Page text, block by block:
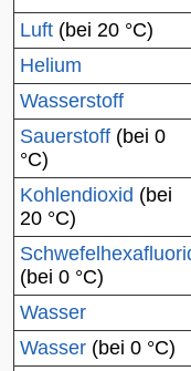
Luft (bei 20 °C)
Helium
Wasserstoff
Sauerstoff (bei 0
°C)
Kohlendioxid (bei
20 °C)
(bei 0 °C)
Wasser
Wasser (bei 0 °C)